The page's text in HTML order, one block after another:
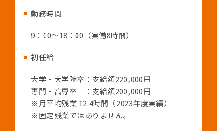
勤務時間
9：00～18：00（実働8時間）
初任給
大学・大学院卒：支給額220,000円
専門・高専卒 ：支給額200,000円
※月平均残業 12.4時間（2023年度実績）
※固定残業ではありません。